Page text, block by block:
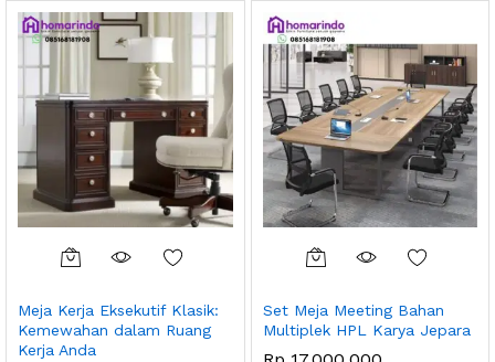
Meja Kerja Eksekutif Klasik:
Kemewahan dalam Ruang
Kerja Anda
Set Meja Meeting Bahan
Multiplek HPL Karya Jepara